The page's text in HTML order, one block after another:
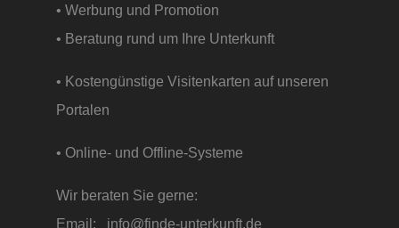
• Werbung und Promotion
• Beratung rund um Ihre Unterkunft
• Kostengünstige Visitenkarten auf unseren
Portalen
• Online- und Offline-Systeme
Wir beraten Sie gerne:
Email: info@finde-unterkunft.de